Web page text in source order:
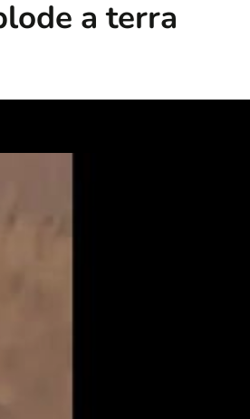
a terra